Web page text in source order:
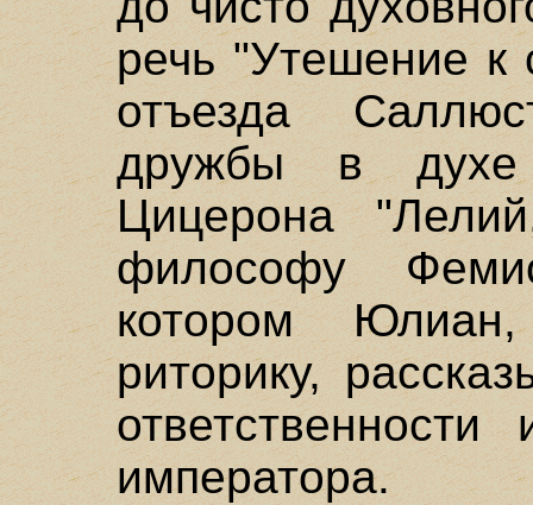
речь "Утешение к
отъезда
дружбы в духе
Цицерона
философу
котором
риторику,
императора.